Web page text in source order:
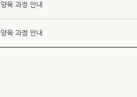
육 과정 안내
육 과정 안내